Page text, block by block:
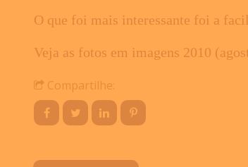
O que foi mais interessante foi a
Veja as fotos em imagens 2010
Compartilhe: